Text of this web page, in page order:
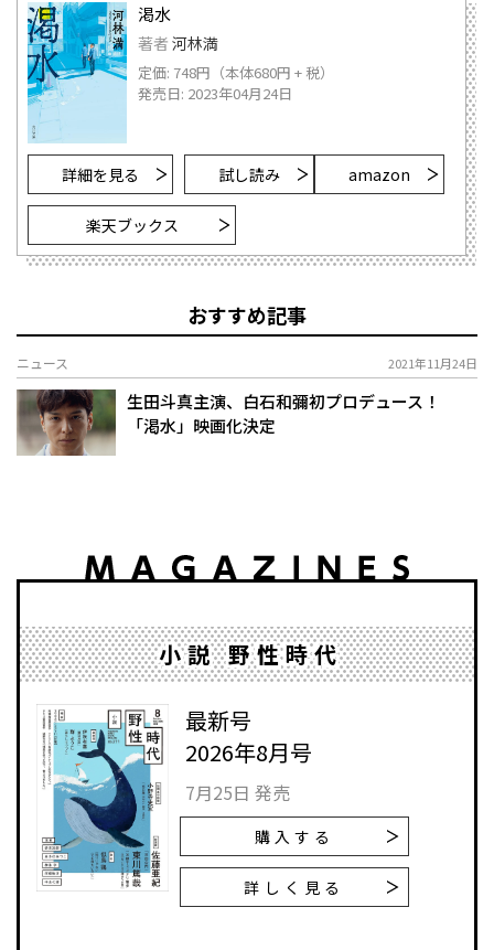
渇水
著者 河林満
定価: 748円（本体680円 + 税）
発売日: 2023年04月24日
詳細を見る 試し読み amazon
楽天ブックス
おすすめ記事
ニュース 2021年11月24日
生田斗真主演、白石和彌初プロデュース！
「渇水」映画化決定
小説 野性時代
最新号
2026年8月号
7月25日 発売
購入する
詳しく見る